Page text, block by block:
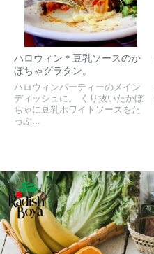
ハロウィン＊豆乳ソースのか
ぼちゃグラタン。
ハロウィンパーティーのメイン
ディッシュに。 くり抜いたかぼ
ちゃに豆乳ホワイトソースをた
っぷ...